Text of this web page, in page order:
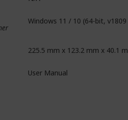
Windows 11 / 10 (64-bit,
225.5 mm x 123.2 mm x 40.1
User Manual